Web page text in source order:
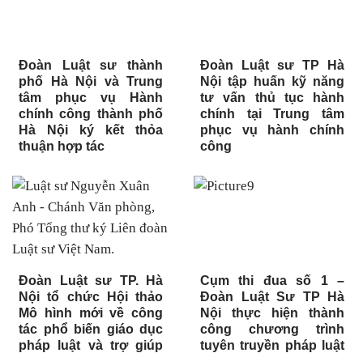
Đoàn Luật sư thành
phố Hà Nội và Trung
tâm phục vụ Hành
chính công thành phố
Hà Nội ký kết thỏa
thuận hợp tác
Đoàn Luật sư TP Hà
Nội tập huấn kỹ năng
tư vấn thủ tục hành
chính tại Trung tâm
phục vụ hành chính
công
Đoàn Luật sư TP. Hà
Nội tổ chức Hội thảo
Mô hình mới về công
tác phổ biến giáo dục
pháp luật và trợ giúp
Cụm thi đua số 1 –
Đoàn Luật Sư TP Hà
Nội thực hiện thành
công chương trình
tuyên truyền pháp luật